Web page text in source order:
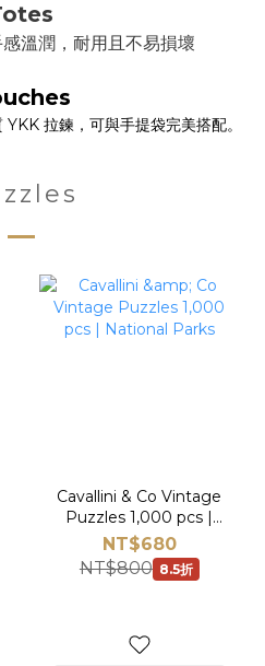
溫潤，耐用且不易損壞
拉鍊，可與手提袋完美搭配。
Cavallini & Co Vintage
Puzzles 1,000 pcs |
National Parks
NT$680
NT$800 8.5折